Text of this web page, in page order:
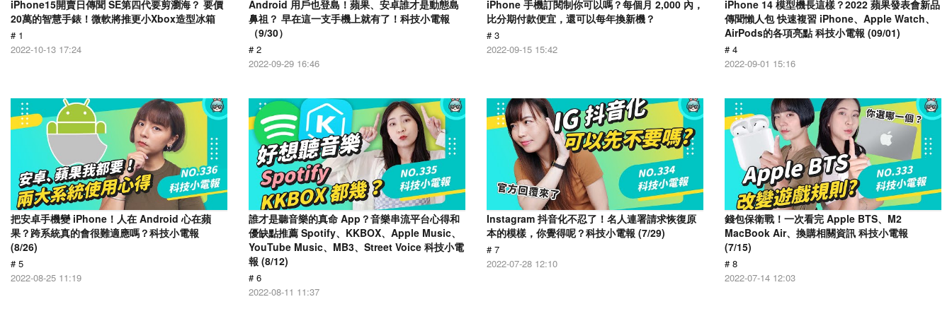
iPhone15開賣日傳聞 SE第四代要剪瀏海？ 要價
20萬的智慧手錶！微軟將推更小Xbox造型冰箱
# 1
2022-10-13 17:24
Android 用戶也登島！蘋果、安卓誰才是動態島
鼻祖？ 早在這一支手機上就有了！科技小電報
（9/30）
# 2
2022-09-29 16:46
iPhone 手機訂閱制你可以嗎？每個月 2,000 內，
比分期付款便宜，還可以每年換新機？
# 3
2022-09-15 15:42
iPhone 14 模型機長這樣？2022 蘋果發表會新品
傳聞懶人包 快速複習 iPhone、Apple Watch、
AirPods的各項亮點 科技小電報 (09/01)
# 4
2022-09-01 15:16
把安卓手機變 iPhone！人在 Android 心在蘋
果？跨系統真的會很難適應嗎？科技小電報
(8/26)
# 5
2022-08-25 11:19
誰才是聽音樂的真命 App？音樂串流平台心得和
優缺點推薦 Spotify、KKBOX、Apple Music、
YouTube Music、MB3、Street Voice 科技小電
報 (8/12)
# 6
2022-08-11 11:37
Instagram 抖音化不忍了！名人連署請求恢復原
本的模樣，你覺得呢？科技小電報 (7/29)
# 7
2022-07-28 12:10
錢包保衛戰！一次看完 Apple BTS、M2
MacBook Air、換購相關資訊 科技小電報
(7/15)
# 8
2022-07-14 12:03